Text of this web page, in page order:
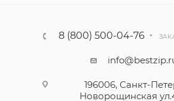
8 (800) 500-04-76
196006, Санкт-
Новорощинская